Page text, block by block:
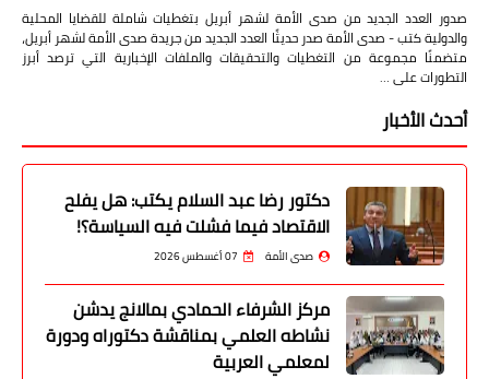
صدور العدد الجديد من صدى الأمة لشهر أبريل بتغطيات شاملة للقضايا المحلية
والدولية كتب - صدى الأمة صدر حديثًا العدد الجديد من جريدة صدى الأمة لشهر أبريل،
متضمنًا مجموعة من التغطيات والتحقيقات والملفات الإخبارية التي ترصد أبرز
التطورات على …
أحدث الأخبار
دكتور رضا عبد السلام يكتب: هل يفلح
الاقتصاد فيما فشلت فيه السياسة؟!
صدى الأمة 07 أغسطس 2026
مركز الشرفاء الحمادي بمالانج يدشن
نشاطه العلمي بمناقشة دكتوراه ودورة
لمعلمي العربية